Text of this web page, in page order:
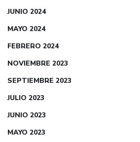
JUNIO 2024
MAYO 2024
FEBRERO 2024
NOVIEMBRE 2023
SEPTIEMBRE 2023
JULIO 2023
JUNIO 2023
MAYO 2023